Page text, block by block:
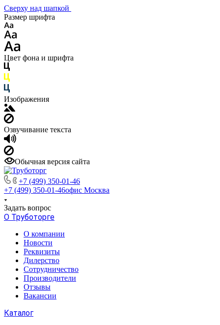
Сверху над шапкой
Размер шрифта
Цвет фона и шрифта
Изображения
Озвучивание текста
Обычная версия сайта
+7 (499) 350-01-46
+7 (499) 350-01-46офис Москва
Задать вопрос
О Труботорге
О компании
Новости
Реквизиты
Дилерство
Сотрудничество
Производители
Отзывы
Вакансии
Каталог